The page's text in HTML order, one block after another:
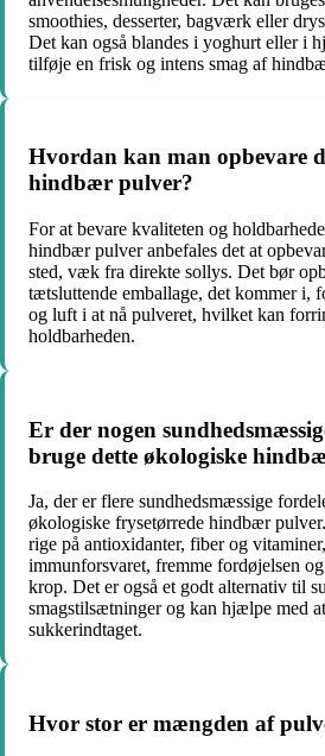
smoothies, desserter, bagværk eller
Det kan også blandes i yoghurt eller i
tilføje en frisk og intens smag af
Hvordan kan man opbevare
hindbær pulver?
For at bevare kvaliteten og
hindbær pulver anbefales det at
sted, væk fra direkte sollys. Det bør
tætsluttende emballage, det kommer i,
og luft i at nå pulveret, hvilket kan
holdbarheden.
Er der nogen
bruge dette økologiske
Ja, der er flere sundhedsmæssige
økologiske frysetørrede hindbær
rige på antioxidanter, fiber og
immunforsvaret, fremme fordøjelsen
krop. Det er også et godt alternativ til
smagstilsætninger og kan hjælpe med
sukkerindtaget.
Hvor stor er mængden af